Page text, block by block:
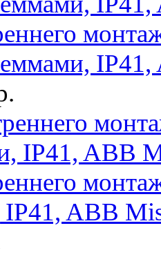
ABB